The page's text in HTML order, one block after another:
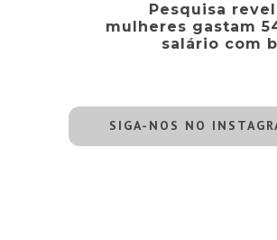
Pesquisa
mulheres gastam
salário com
SIGA-NOS NO